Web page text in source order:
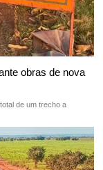
obras de nova
de um trecho a